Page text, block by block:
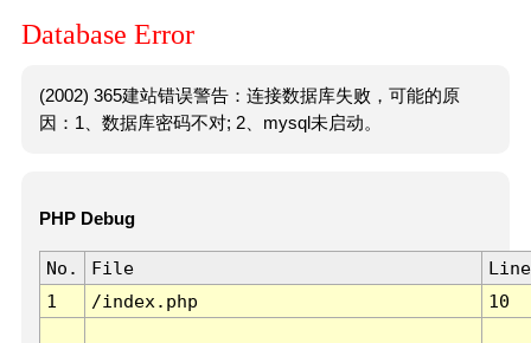
Database Error
(2002) 365建站错误警告：连接数据库失败，可能的原
因：1、数据库密码不对; 2、mysql未启动。
PHP Debug
No. File
Line
1
/index.php 10